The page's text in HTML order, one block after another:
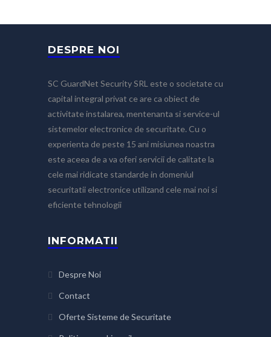
DESPRE NOI
SC GuardNet Security SRL este o societate cu
capital integral privat ce are ca obiect de
activitate instalarea, mentenanta si service-ul
sistemelor electronice de securitate. Cu o
experienta de peste 15 ani misiunea noastra
este aceea de a va oferi servicii de calitate la
cele mai ridicate standarde in domeniul
securitatii electronice utilizand cele mai noi si
eficiente tehnologii
INFORMATII
Despre Noi
Contact
Oferte Sisteme de Securitate